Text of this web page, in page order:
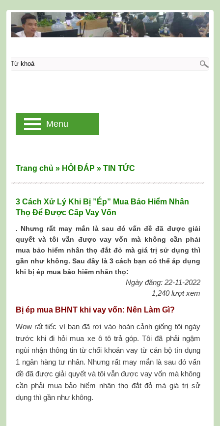
3 Cách Xử Lý Khi Bị ”Ép” Mua Bảo Hiểm Nhân
Thọ Để Được Cấp Vay Vốn
. Nhưng rất may mắn là sau đó vấn đề đã được giải
quyết và tôi vẫn được vay vốn mà không cần phải
mua bảo hiểm nhân thọ đắt đỏ mà giá trị sử dụng thì
gần như không. Sau đây là 3 cách bạn có thể áp dụng
khi bị ép mua bảo hiểm nhân thọ:
Ngày đăng: 22-11-2022
1,240 lượt xem
Bị ép mua BHNT khi vay vốn: Nên Làm Gì?
Wow rất tiếc vì bạn đã rơi vào hoàn cảnh giống tôi ngày
trước khi đi hỏi mua xe ô tô trả góp. Tôi đã phải ngậm
ngùi nhận thông tin từ chối khoản vay từ cán bộ tín dụng
1 ngân hàng tư nhân. Nhưng rất may mắn là sau đó vấn
đề đã được giải quyết và tôi vẫn được vay vốn mà không
cần phải mua bảo hiểm nhân thọ đắt đỏ mà giá trị sử
dụng thì gần như không.
Trang chủ » HỎI ĐÁP » TIN TỨC
Menu